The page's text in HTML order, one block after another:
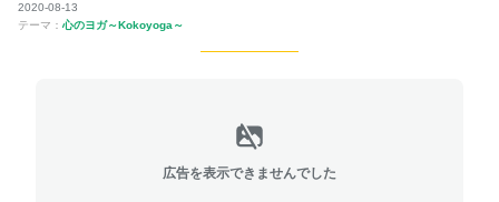
2020-08-13
テーマ： 心のヨガ～Kokoyoga～
広告を表示できませんでした